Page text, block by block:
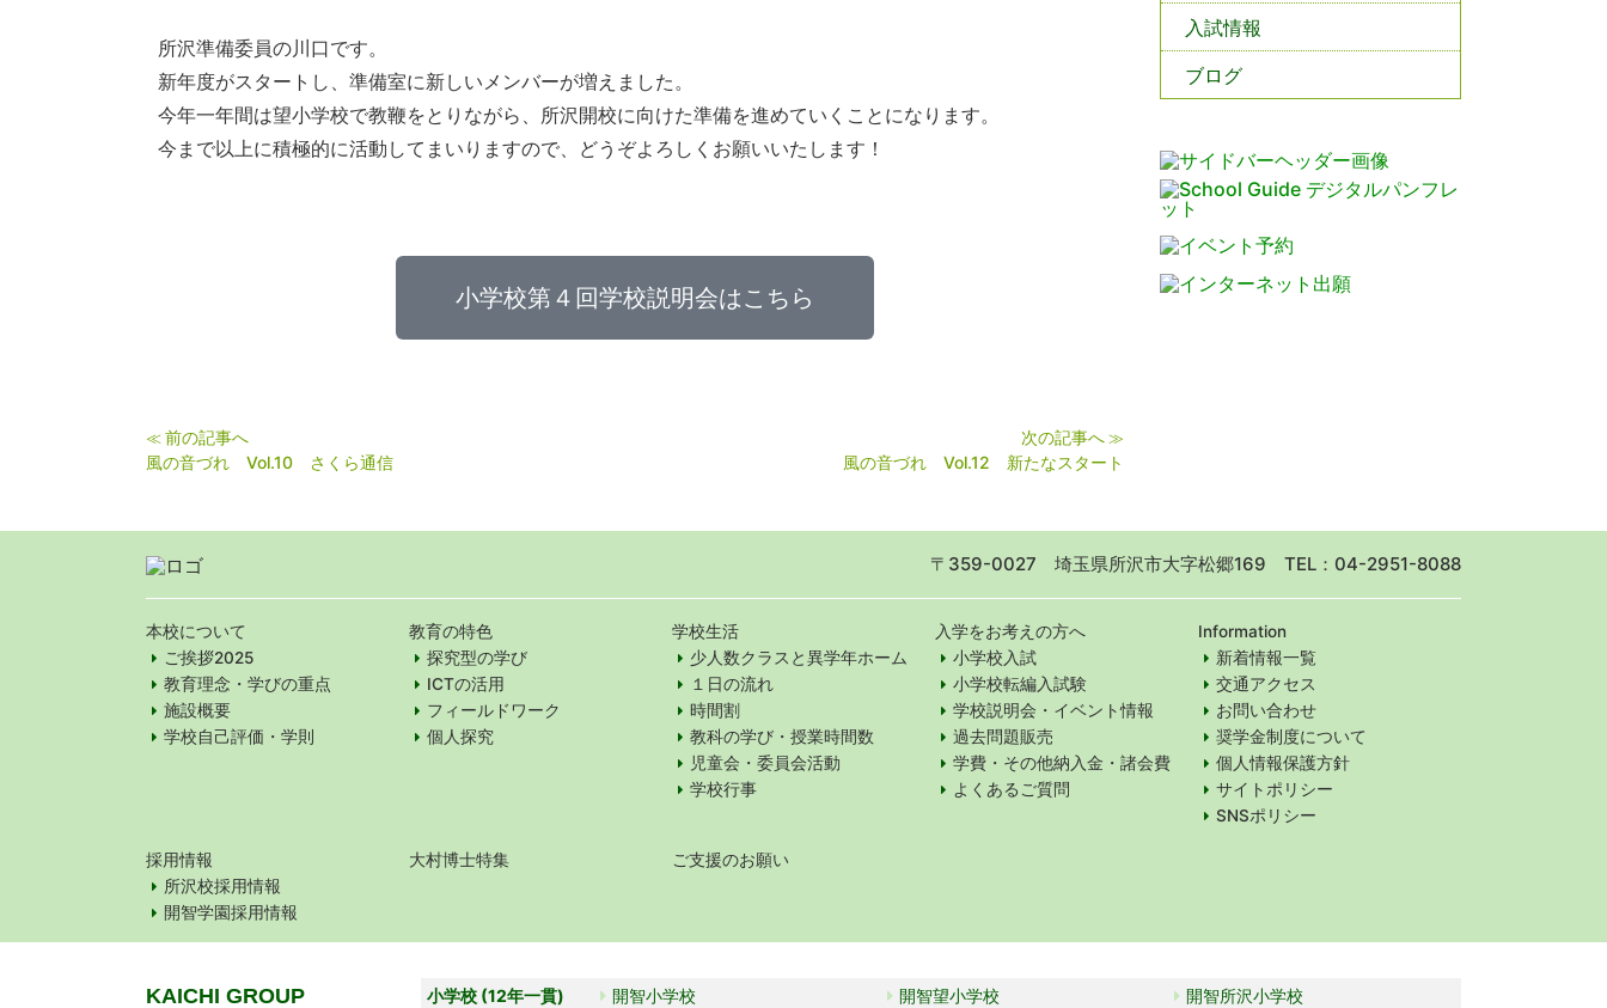
入試情報
ブログ
所沢準備委員の川口です。
新年度がスタートし、準備室に新しいメンバーが増えました。
今年一年間は望小学校で教鞭をとりながら、所沢開校に向けた準備を進めていくことになります。
今まで以上に積極的に活動してまいりますので、どうぞよろしくお願いいたします！
小学校第４回学校説明会はこちら
≪前の記事へ
風の音づれ Vol.10 さくら通信
次の記事へ≫
風の音づれ Vol.12 新たなスタート
〒359-0027 埼玉県所沢市大字松郷169 TEL：04-2951-8088
本校について
ご挨拶2025
教育理念・学びの重点
施設概要
学校自己評価・学則
教育の特色
探究型の学び
ICTの活用
フィールドワーク
個人探究
学校生活
少人数クラスと異学年ホーム
１日の流れ
時間割
教科の学び・授業時間数
児童会・委員会活動
学校行事
入学をお考えの方へ
小学校入試
小学校転編入試験
学校説明会・イベント情報
過去問題販売
学費・その他納入金・諸会費
よくあるご質問
Information
新着情報一覧
交通アクセス
お問い合わせ
奨学金制度について
個人情報保護方針
サイトポリシー
SNSポリシー
採用情報
所沢校採用情報
開智学園採用情報
大村博士特集 ご支援のお願い
KAICHI GROUP 小学校 (12年一貫) 開智小学校 開智望小学校 開智所沢小学校